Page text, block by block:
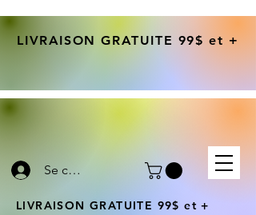
Se connecter
LIVRAISON GRATUITE 99$ et +
LIVRAISON GRATUITE 99$ et +